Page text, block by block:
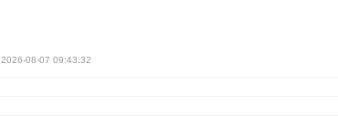
2026-08-07 09:43:32